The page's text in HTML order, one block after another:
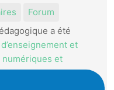
Forum
a été
et
numériques et